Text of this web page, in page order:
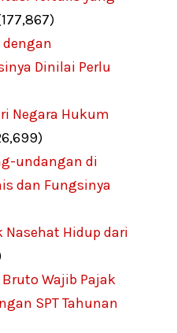
dengan
Dinilai Perlu
Negara Hukum
undangan di
dan Fungsinya
Nasehat Hidup dari
Wajib Pajak
SPT Tahunan